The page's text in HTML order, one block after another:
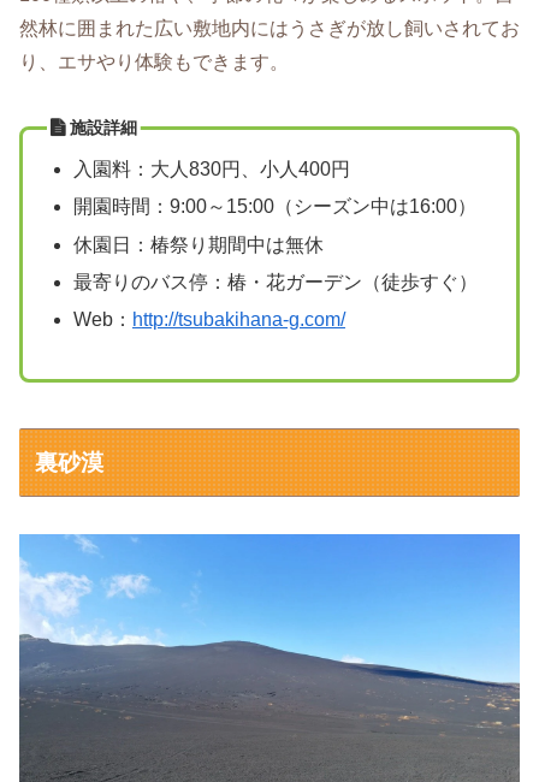
然林に囲まれた広い敷地内にはうさぎが放し飼いされてお
り、エサやり体験もできます。
施設詳細
入園料：大人830円、小人400円
開園時間：9:00～15:00（シーズン中は16:00）
休園日：椿祭り期間中は無休
最寄りのバス停：椿・花ガーデン（徒歩すぐ）
Web： http://tsubakihana-g.com/
裏砂漠